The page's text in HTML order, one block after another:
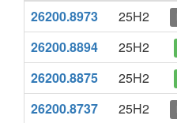
26200.8973
25H2
26200.8894
25H2
26200.8875
25H2
26200.8737
25H2